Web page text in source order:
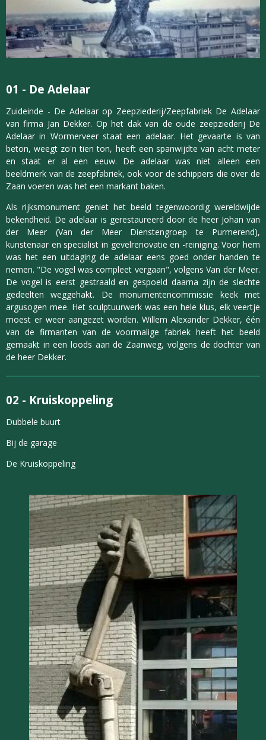
01 - De Adelaar
Zuideinde - De Adelaar op Zeepziederij/Zeepfabriek De Adelaar
van firma Jan Dekker. Op het dak van de oude zeepziederij De
Adelaar in Wormerveer staat een adelaar. Het gevaarte is van
beton, weegt zo'n tien ton, heeft een spanwijdte van acht meter
en staat er al een eeuw. De adelaar was niet alleen een
beeldmerk van de zeepfabriek, ook voor de schippers die over de
Zaan voeren was het een markant baken.
Als rijksmonument geniet het beeld tegenwoordig wereldwijde
bekendheid. De adelaar is gerestaureerd door de heer Johan van
der Meer (Van der Meer Dienstengroep te Purmerend),
kunstenaar en specialist in gevelrenovatie en -reiniging. Voor hem
was het een uitdaging de adelaar eens goed onder handen te
nemen. "De vogel was compleet vergaan", volgens Van der Meer.
De vogel is eerst gestraald en gespoeld daarna zijn de slechte
gedeelten weggehakt. De monumentencommissie keek met
argusogen mee. Het sculptuurwerk was een hele klus, elk veertje
moest er weer aangezet worden. Willem Alexander Dekker, één
van de firmanten van de voormalige fabriek heeft het beeld
gemaakt in een loods aan de Zaanweg, volgens de dochter van
de heer Dekker.
02 - Kruiskoppeling
Dubbele buurt
Bij de garage
De Kruiskoppeling